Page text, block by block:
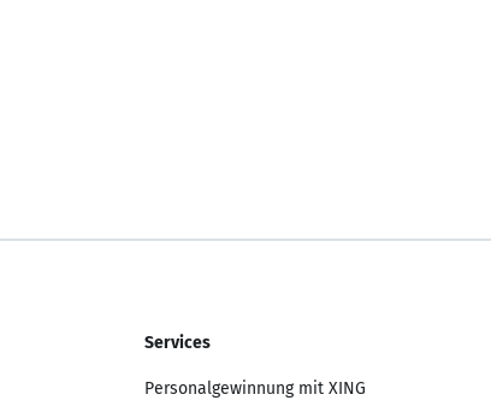
Services
Personalgewinnung mit XING